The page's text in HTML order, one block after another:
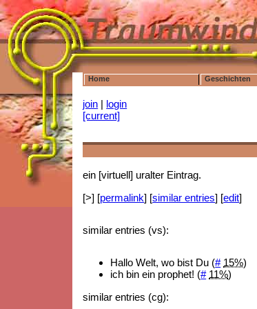
Home Geschichten
join | login
[current]
ein [virtuell] uralter Eintrag.
[>] [permalink] [similar entries] [edit]
similar entries (vs):
Hallo Welt, wo bist Du (# 15%)
ich bin ein prophet! (# 11%)
similar entries (cg):